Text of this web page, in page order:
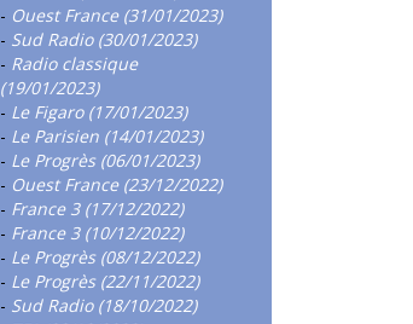
- Ouest France (31/01/2023)
- Sud Radio (30/01/2023)
- Radio classique
(19/01/2023)
- Le Figaro (17/01/2023)
- Le Parisien (14/01/2023)
- Le Progrès (06/01/2023)
- Ouest France (23/12/2022)
- France 3 (17/12/2022)
- France 3 (10/12/2022)
- Le Progrès (08/12/2022)
- Le Progrès (22/11/2022)
- Sud Radio (18/10/2022)